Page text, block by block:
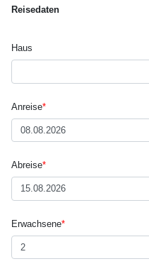
Reisedaten
Haus
Anreise*
Abreise*
Erwachsene*